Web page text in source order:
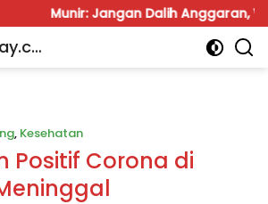
Jangan Dalih Anggaran, Water Meter
, Kesehatan
Positif Corona di